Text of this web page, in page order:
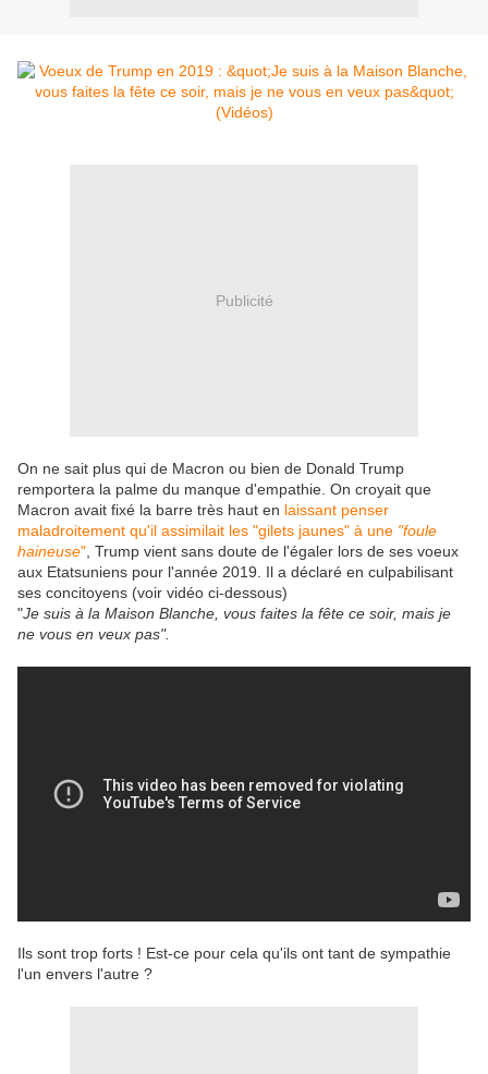
Publicité
On ne sait plus qui de Macron ou bien de Donald Trump
remportera la palme du manque d'empathie. On croyait que
Macron avait fixé la barre très haut en laissant penser
maladroitement qu'il assimilait les "gilets jaunes" à une "foule
haineuse" , Trump vient sans doute de l'égaler lors de ses voeux
aux Etatsuniens pour l'année 2019. Il a déclaré en culpabilisant
ses concitoyens (voir vidéo ci-dessous)
"Je suis à la Maison Blanche, vous faites la fête ce soir, mais je
ne vous en veux pas".
Ils sont trop forts ! Est-ce pour cela qu'ils ont tant de sympathie
l'un envers l'autre ?